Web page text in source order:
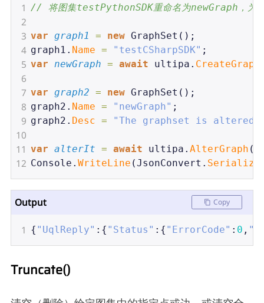
1 // 将图集testPythonSDK重命名为newGraph，为其
2
3 var graph1 = new GraphSet ();
4 graph1 . Name = "testCSharpSDK" ;
5 var newGraph = await ultipa . CreateGraph
6
7 var graph2 = new GraphSet ();
8 graph2 . Name = "newGraph" ;
9 graph2 . Desc = "The graphset is altered"
10
11 var alterIt = await ultipa . AlterGraph (
12 Console . WriteLine (JsonConvert .
Output Copy
1 { "UqlReply" :{ "Status" :{ "ErrorCode" : 0 ,
Truncate()